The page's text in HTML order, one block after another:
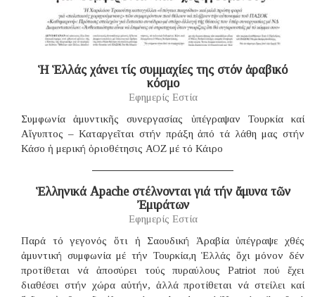
Ἡ Ἑλλάς χάνει τίς συμμαχίες της στόν ἀραβικό
κόσμο
Εφημερίς Εστία
Συμφωνία ἀμυντικῆς συνεργασίας ὑπέγραψαν Τουρκία καί
Αἴγυπτος – Καταργεῖται στήν πράξη ἀπό τά λάθη μας στήν
Κάσο ἡ μερική ὁριοθέτησις ΑΟΖ μέ τό Κάιρο
Ἑλληνικά Apache στέλνονται γιά τήν ἄμυνα τῶν
Ἐμιράτων
Εφημερίς Εστία
Παρά τό γεγονός ὅτι ἡ Σαουδική Ἀραβία ὑπέγραψε χθές
ἀμυντική συμφωνία μέ τήν Τουρκία,η Ἑλλάς ὄχι μόνον δέν
προτίθεται νά ἀποσύρει τούς πυραύλους Patriot πού ἔχει
διαθέσει στήν χώρα αὐτήν, ἀλλά προτίθεται νά στείλει καί